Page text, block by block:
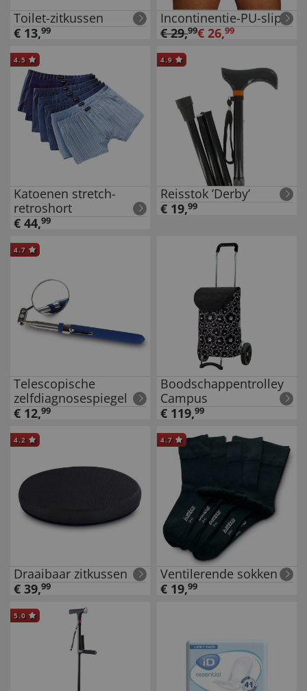
Toilet-zitkussen
€ 13,99
Incontinentie-PU-slip
€29,99€ 26,99
4.5
Katoenen stretch-
retroshort
€ 44,99
4.9
Reisstok ’Derby’
€ 19,99
4.7
Telescopische
zelfdiagnosespiegel
€ 12,99
Boodschappentrolley
Campus
€ 119,99
4.2
Draaibaar zitkussen
€ 39,99
4.7
Ventilerende sokken
€ 19,99
5.0